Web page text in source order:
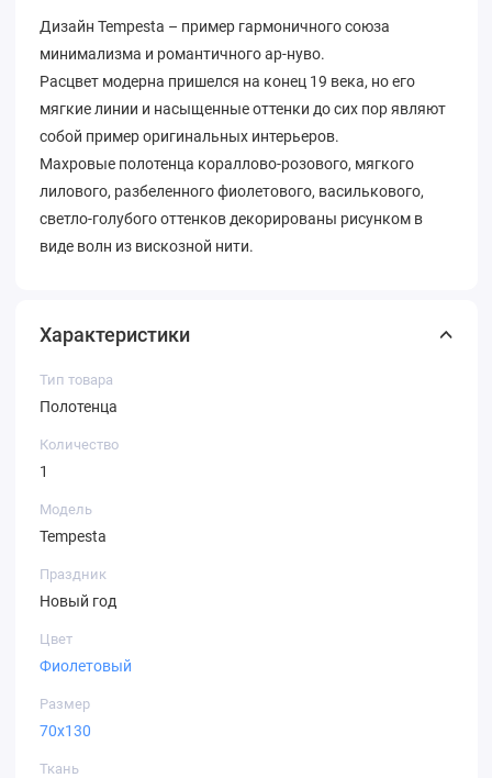
Дизайн Tempesta – пример гармоничного союза
минимализма и романтичного ар-нуво.
Расцвет модерна пришелся на конец 19 века, но его
мягкие линии и насыщенные оттенки до сих пор являют
собой пример оригинальных интерьеров.
Махровые полотенца кораллово-розового, мягкого
лилового, разбеленного фиолетового, василькового,
светло-голубого оттенков декорированы рисунком в
виде волн из вискозной нити.
Характеристики
Тип товара
Полотенца
Количество
1
Модель
Tempesta
Праздник
Новый год
Цвет
Фиолетовый
Размер
70х130
Ткань